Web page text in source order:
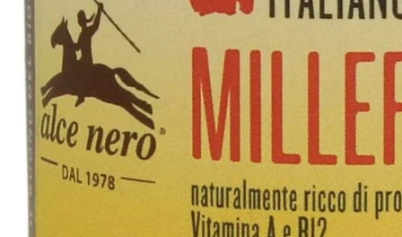
KK
RO
SK
HU
IT